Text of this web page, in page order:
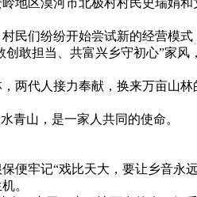
们纷纷开始尝试新的经营模式
担当、共富兴乡守初心”家风
代人接力奉献，换来万亩山
山，是一家人共同的使命。
牢记“戏比天大，要让乡音永
。